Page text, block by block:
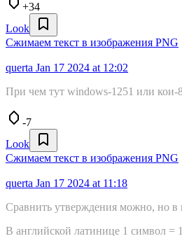
+34
Look
Сжимаем текст в изображения PNG
querta Jan 17 2024 at 12:02
При чем тут windows-1251 или кои-
-7
Look
Сжимаем текст в изображения PNG
querta Jan 17 2024 at 11:18
Сравнить утверждения можно, но в
В английской латинице 1 символ =